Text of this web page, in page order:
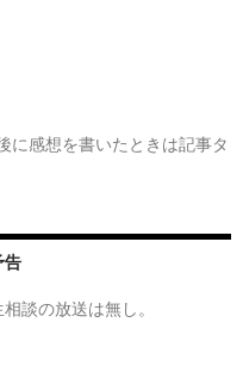
に感想を書いたときは記事タ
告
談の放送は無し。